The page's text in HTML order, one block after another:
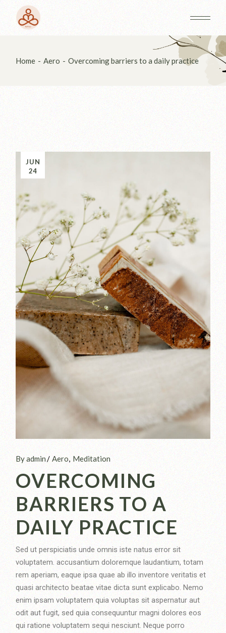
Home Aero Overcoming barriers to a daily practice
JUN
24
By admin Aero Meditation
OVERCOMING
BARRIERS TO A
DAILY PRACTICE
Sed ut perspiciatis unde omnis iste natus error sit
voluptatem. accusantium doloremque laudantium, totam
rem aperiam, eaque ipsa quae ab illo inventore veritatis et
quasi architecto beatae vitae dicta sunt explicabo. Nemo
enim ipsam voluptatem quia voluptas sit aspernatur aut
odit aut fugit, sed quia consequuntur magni dolores eos
qui ratione voluptatem sequi nesciunt. Neque porro